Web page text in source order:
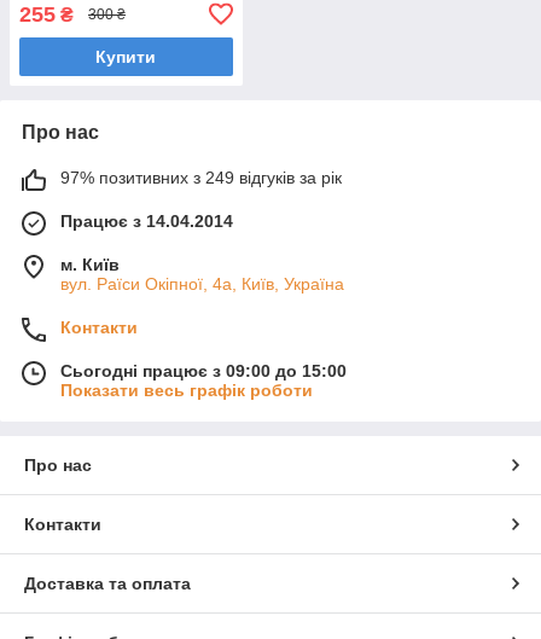
255 ₴ 300 ₴
Купити
Про нас
97% позитивних з 249 відгуків за рік
Працює з 14.04.2014
м. Київ
вул. Раїси Окіпної, 4а, Київ, Україна
Контакти
Сьогодні працює з 09:00 до 15:00
Показати весь графік роботи
Про нас
Контакти
Доставка та оплата